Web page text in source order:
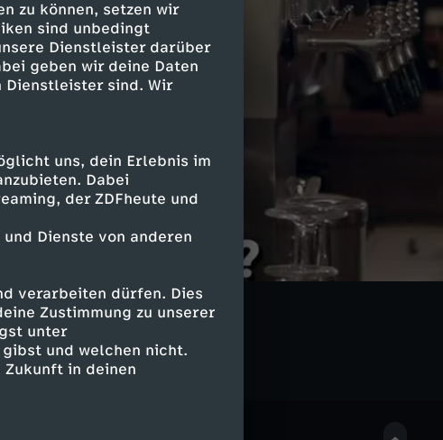
zu können, setzen wir
sind unbedingt
Dienstleister darüber
geben wir deine Daten
sind. Wir
uns, dein Erlebnis im
Dabei
der ZDFheute und
Dienste von anderen
verarbeiten dürfen. Dies
Zustimmung zu unserer
unter
und welchen nicht.
in deinen